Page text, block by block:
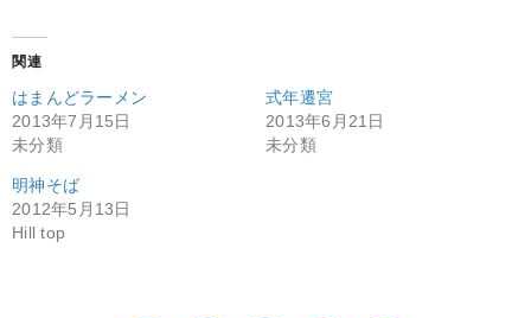
関連
はまんどラーメン
2013年7月15日
未分類
式年遷宮
2013年6月21日
未分類
明神そば
2012年5月13日
Hill top